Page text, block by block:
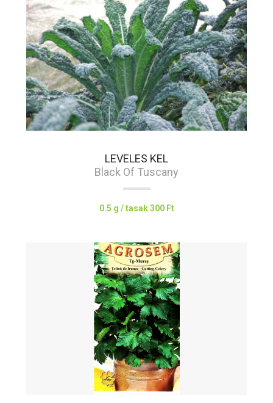
LEVELES KEL
Black Of Tuscany
0.5 g / tasak300 Ft